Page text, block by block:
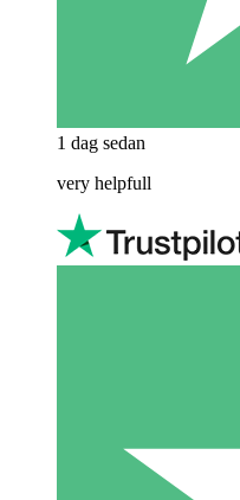
1 dag sedan
very helpfull